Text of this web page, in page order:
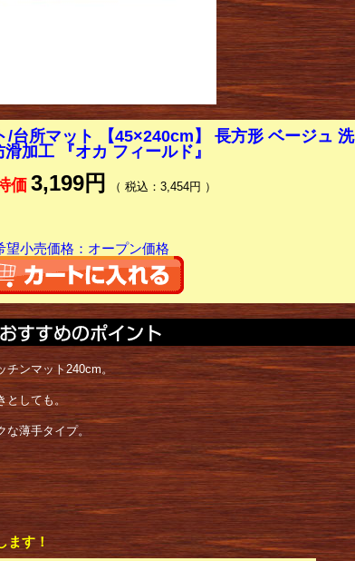
/台所マット 【45×240cm】 長方形 ベージュ 洗
滑加工 『オカ フィールド』
価 3,199円 （ 税込：3,454円 ）
望小売価格：オープン価格
チンマット240cm。
しても。
な薄手タイプ。
ます！